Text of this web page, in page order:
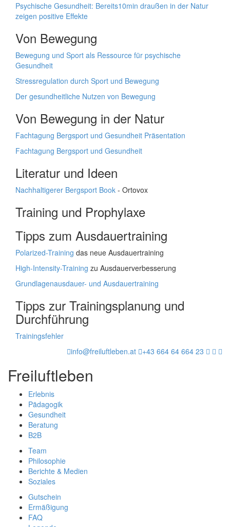
Psychische Gesundheit: Bereits10min draußen in der Natur
zeigen positive Effekte
Von Bewegung
Bewegung und Sport als Ressource für psychische
Gesundheit
Stressregulation durch Sport und Bewegung
Der gesundheitliche Nutzen von Bewegung
Von Bewegung in der Natur
Fachtagung Bergsport und Gesundheit Präsentation
Fachtagung Bergsport und Gesundheit
Literatur und Ideen
Nachhaltigerer Bergsport Book - Ortovox
Training und Prophylaxe
Tipps zum Ausdauertraining
Polarized-Training das neue Ausdauertraining
High-Intensity-Training zu Ausdauerverbesserung
Grundlagenausdauer- und Ausdauertraining
Tipps zur Trainingsplanung und
Durchführung
Trainingsfehler
info@freiluftleben.at
+43 664 64 664 23
Freiluftleben
Erlebnis
Pädagogik
Gesundheit
Beratung
B2B
Team
Philosophie
Berichte & Medien
Soziales
Gutschein
Ermäßigung
FAQ